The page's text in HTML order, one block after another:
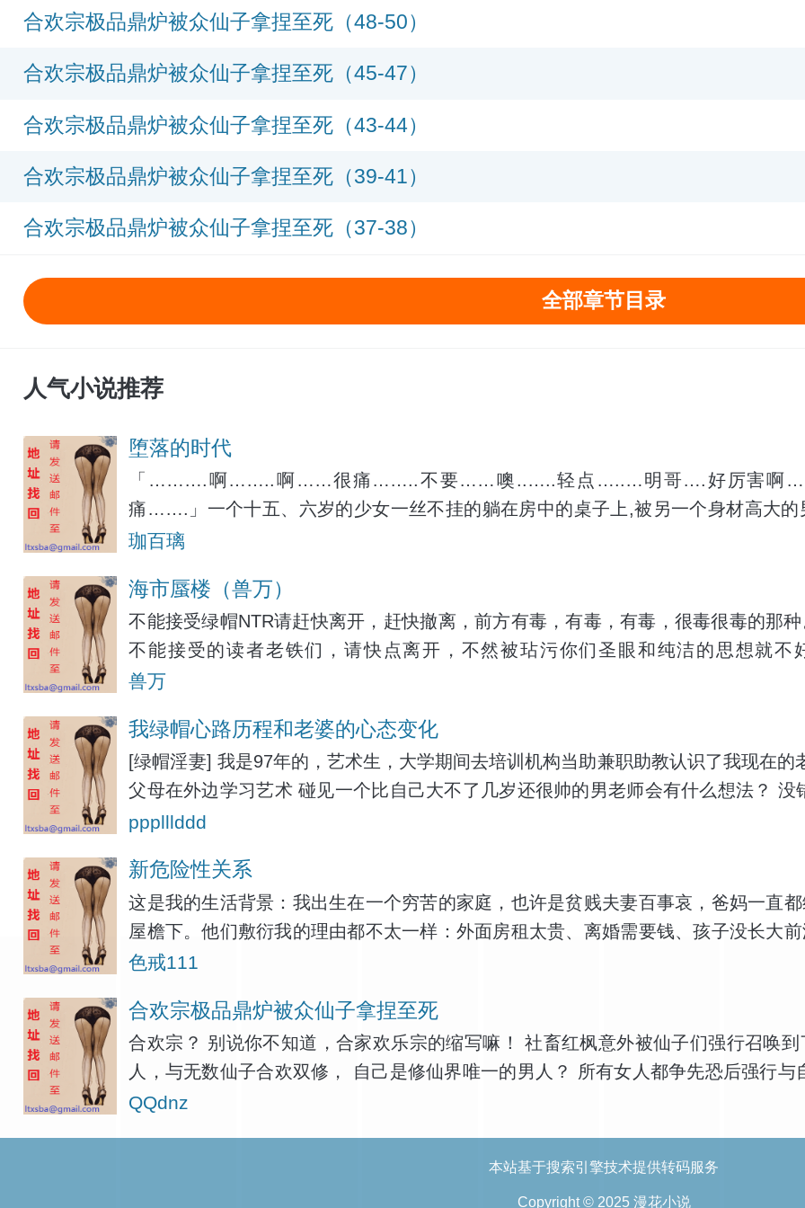
合欢宗极品鼎炉被众仙子拿捏至死（48-50）
合欢宗极品鼎炉被众仙子拿捏至死（45-47）
合欢宗极品鼎炉被众仙子拿捏至死（43-44）
合欢宗极品鼎炉被众仙子拿捏至死（39-41）
合欢宗极品鼎炉被众仙子拿捏至死（37-38）
全部章节目录
人气小说推荐
堕落的时代
「……….啊……..啊……很痛……..不要……噢..…..轻点…..…明哥….好厉害
痛…….」一个十五、六岁的少女一丝不挂的躺在房中的桌子上,被另一个身材高大
子,雪白的长腿也大力的夹着男子粗壮的腰身,那玲珑浮凸的身躺随着男子抽插而剧
珈百璃
海市蜃楼（兽万）
不能接受绿帽NTR请赶快离开，赶快撤离，前方有毒，有毒，有毒，很毒很毒的那
不能接受的读者老铁们，请快点离开，不然被玷污你们圣眼和纯洁的思想就
Www.01bz.cc收藏以备不时之需 地址发布Www.01bz.cc收藏以备不时之需
兽万
我绿帽心路历程和老婆的心态变化
[绿帽淫妻] 我是97年的，艺术生，大学期间去培训机构当助兼职助教认识了我现在
父母在外边学习艺术 碰见一个比自己大不了几岁还很帅的男老师会有什么想法？
有这方面的想法 因为学艺术的大部分都是女孩 而且相对比较漂亮 想着没事能跟学
ppplllddd
新危险性关系
这是我的生活背景：我出生在一个穷苦的家庭，也许是贫贱夫妻百事哀，爸妈一直
屋檐下。他们敷衍我的理由都不太一样：外面房租太贵、离婚需要钱、孩子没长大
续。
色戒111
合欢宗极品鼎炉被众仙子拿捏至死
合欢宗？ 别说你不知道，合家欢乐宗的缩写嘛！ 社畜红枫意外被仙子们强行召唤
人，与无数仙子合欢双修， 自己是修仙界唯一的男人？ 所有女人都争先恐后强行
一片天地！ 长生大道？后宫妻妾？师傅师叔师祖徒弟？无敌功法？灭世法器？他全
QQdnz
本站基于搜索引擎技术提供转码服务
Copyright © 2025 漫花小说